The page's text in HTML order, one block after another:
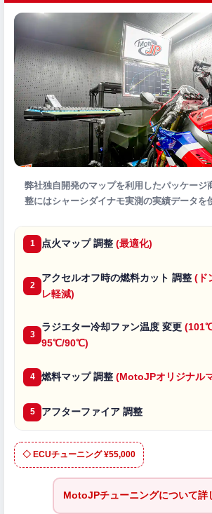
弊社独自開発のマップを利用したパッケージ
整にはシャーシダイナモ実測の実績データを
1 点火マップ 調整 (最適化)
2
アクセルオフ時の燃料カット 調整 (ド
レ軽減)
3
ラジエター冷却ファン温度 変更
95℃/90℃)
4 燃料マップ 調整 (MotoJPオリジナル
5 アフターファイア 調整
◇ ECUチューニング ¥55,000
MotoJPチューニングについて詳